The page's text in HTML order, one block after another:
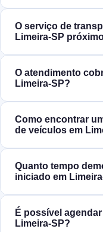
O serviço de
Limeira‑SP
O atendimento
Limeira‑SP?
Como encontrar
de veículos em
Quanto tempo
iniciado em
É possível
Limeira‑SP?